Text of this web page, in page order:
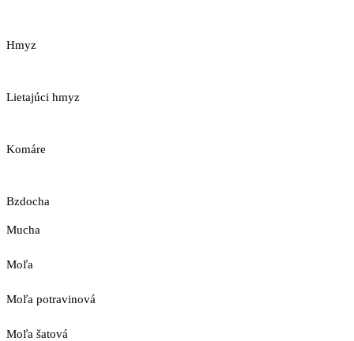
Hmyz
Lietajúci hmyz
Komáre
Bzdocha
Mucha
Moľa
Moľa potravinová
Moľa šatová